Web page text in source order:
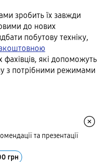
зробить їх завжди
до нових
побутову техніку,
фахівців, які допоможуть
з потрібними режимами
та презентації
грн